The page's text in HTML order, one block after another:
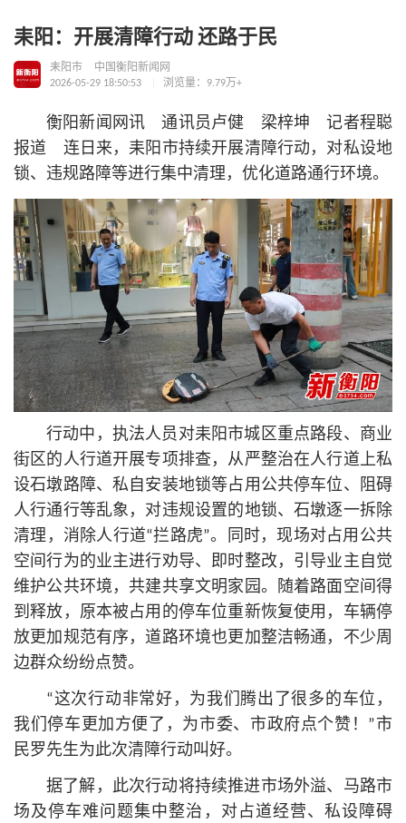
耒阳：开展清障行动 还路于民
耒阳市
中国衡阳新闻网
2026-05-29 18:50:53
浏览量：9.79万+
衡阳新闻网讯 通讯员卢健 梁梓坤 记者程聪
报道 连日来，耒阳市持续开展清障行动，对私设地
锁、违规路障等进行集中清理，优化道路通行环境。
行动中，执法人员对耒阳市城区重点路段、商业
街区的人行道开展专项排查，从严整治在人行道上私
设石墩路障、私自安装地锁等占用公共停车位、阻碍
人行通行等乱象，对违规设置的地锁、石墩逐一拆除
清理，消除人行道“拦路虎”。同时，现场对占用公共
空间行为的业主进行劝导、即时整改，引导业主自觉
维护公共环境，共建共享文明家园。随着路面空间得
到释放，原本被占用的停车位重新恢复使用，车辆停
放更加规范有序，道路环境也更加整洁畅通，不少周
边群众纷纷点赞。
“这次行动非常好，为我们腾出了很多的车位，
我们停车更加方便了，为市委、市政府点个赞！”市
民罗先生为此次清障行动叫好。
据了解，此次行动将持续推进市场外溢、马路市
场及停车难问题集中整治，对占道经营、私设障碍